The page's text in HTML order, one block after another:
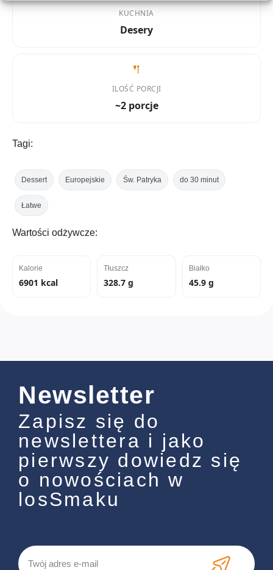
KUCHNIA
Desery
ILOŚĆ PORCJI
~2 porcje
Tagi:
Dessert Europejskie Św. Patryka do 30 minut
Łatwe
Wartości odżywcze:
Kalorie
6901 kcal
Tłuszcz
328.7 g
Białko
45.9 g
Newsletter
Zapisz się do
newslettera i jako
pierwszy dowiedz się
o nowościach w
losSmaku